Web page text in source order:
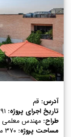
آدرس: قم
تاریخ اجرای پروژه:
طراح: مهندس معلمی
مساحت پروژه: